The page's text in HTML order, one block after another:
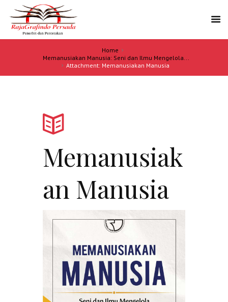
Home
Memanusiakan Manusia: Seni dan Ilmu Mengelola...
Attachment: Memanusiakan Manusia
Memanusiak
an Manusia